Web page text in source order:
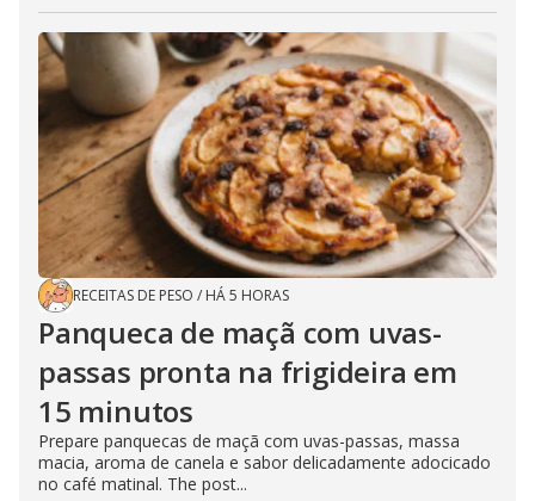
RECEITAS DE PESO / HÁ 5 HORAS
Panqueca de maçã com uvas-
passas pronta na frigideira em
15 minutos
Prepare panquecas de maçã com uvas-passas, massa
macia, aroma de canela e sabor delicadamente adocicado
no café matinal. The post...